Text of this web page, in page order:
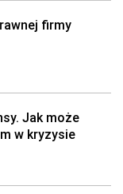
firmy
Jak może
w kryzysie